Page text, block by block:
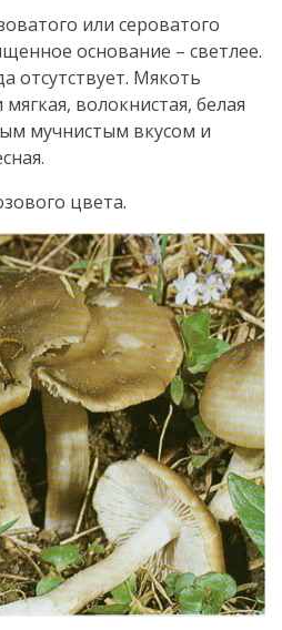
или сероватого
основание – светлее.
отсутствует. Мякоть
волокнистая, белая
мучнистым вкусом и
цвета.